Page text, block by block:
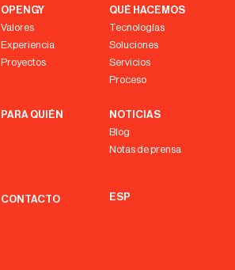
OPENGY
Valores
Experiencia
Proyectos
QUÉ HACEMOS
Tecnologías
Soluciones
Servicios
Proceso
PARA QUIÉN
NOTICIAS
Blog
Notas de prensa
CONTACTO ESP